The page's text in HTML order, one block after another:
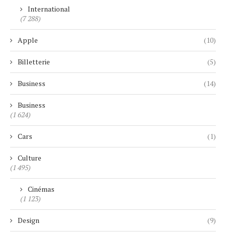
International
(7 288)
Apple (10)
Billetterie (5)
Business (14)
Business
(1 624)
Cars (1)
Culture
(1 495)
Cinémas
(1 123)
Design (9)